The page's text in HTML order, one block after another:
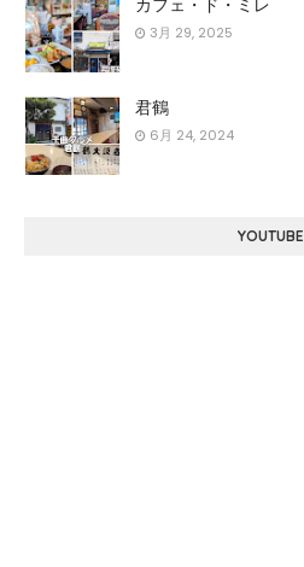
カフェ・ド・ミレ
3月 29, 2025
君鶴
6月 24, 2024
YOUTUBE